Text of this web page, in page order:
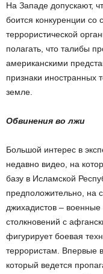
На Западе допускают,
боится конкуренции со
террористической
полагать, что талибы
американскими
признаки иностранных
земле.
Обвинения во лжи
Большой интерес в
недавно видео, на
базу в Исламской
предположительно, на
джихадистов –
столкновений с
фигурирует боевая
террористам. Впервые
который ведется